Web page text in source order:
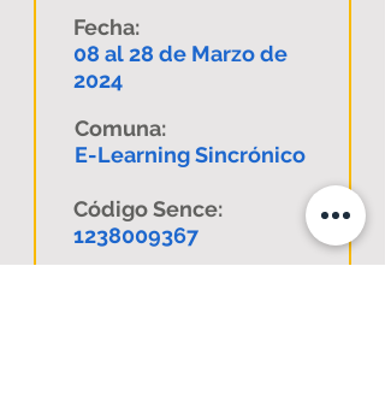
Fecha:
08 al 28 de Marzo de
2024
Comuna:
E-Learning Sincrónico
Código Sence:
1238009367